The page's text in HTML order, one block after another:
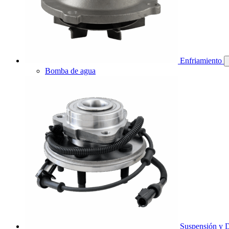
Enfriamiento
Bomba de agua
Suspensión y